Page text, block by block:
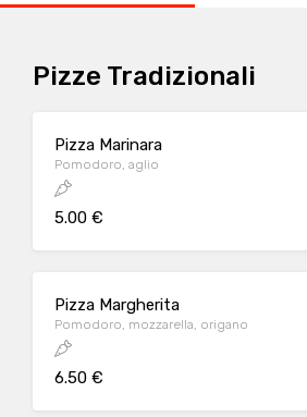
Pizze Tradizionali
Pizza Marinara
Pomodoro, aglio
5.00 €
Pizza Margherita
Pomodoro, mozzarella, origano
6.50 €